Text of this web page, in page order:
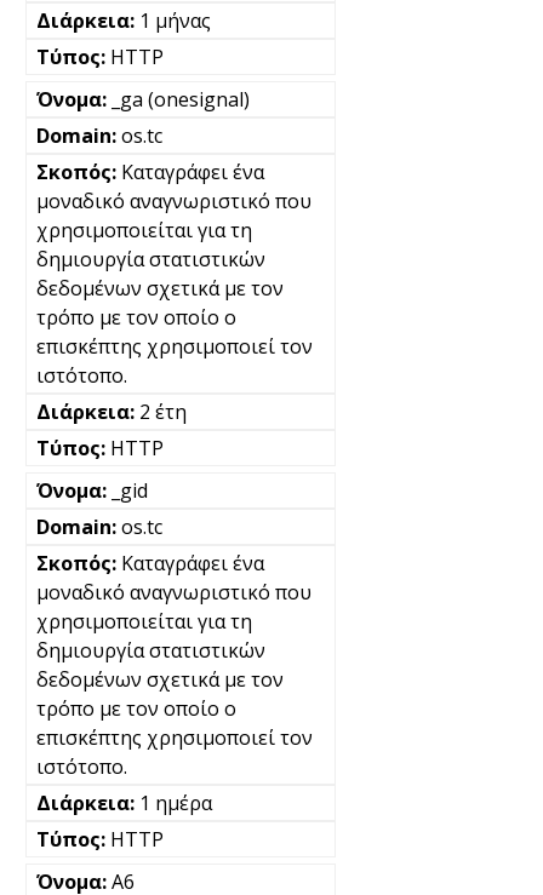
1 μήνας
HTTP
_ga (onesignal)
os.tc
Καταγράφει ένα
μοναδικό αναγνωριστικό που
χρησιμοποιείται για τη
δημιουργία στατιστικών
δεδομένων σχετικά με τον
τρόπο με τον οποίο ο
επισκέπτης χρησιμοποιεί τον
ιστότοπο.
2 έτη
HTTP
_gid
os.tc
Καταγράφει ένα
μοναδικό αναγνωριστικό που
χρησιμοποιείται για τη
δημιουργία στατιστικών
δεδομένων σχετικά με τον
τρόπο με τον οποίο ο
επισκέπτης χρησιμοποιεί τον
ιστότοπο.
1 ημέρα
HTTP
A6